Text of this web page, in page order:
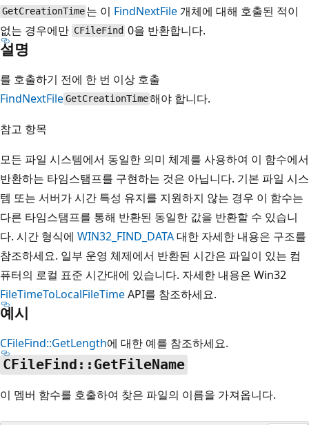
GetCreationTime 는 이 FindNextFile 개체에 대해 호출된 적이
없는 경우에만 CFileFind 0을 반환합니다.
설명
를 호출하기 전에 한 번 이상 호출
FindNextFileGetCreationTime해야 합니다.
참고 항목
모든 파일 시스템에서 동일한 의미 체계를 사용하여 이 함수에서
반환하는 타임스탬프를 구현하는 것은 아닙니다. 기본 파일 시스
템 또는 서버가 시간 특성 유지를 지원하지 않는 경우 이 함수는
다른 타임스탬프를 통해 반환된 동일한 값을 반환할 수 있습니
다. 시간 형식에 WIN32_FIND_DATA대한 자세한 내용은 구조를
참조하세요. 일부 운영 체제에서 반환된 시간은 파일이 있는 컴
퓨터의 로컬 표준 시간대에 있습니다. 자세한 내용은 Win32
FileTimeToLocalFileTimeAPI를 참조하세요.
예시
CFileFind::GetLength에 대한 예를 참조하세요.
CFileFind::GetFileName
이 멤버 함수를 호출하여 찾은 파일의 이름을 가져옵니다.